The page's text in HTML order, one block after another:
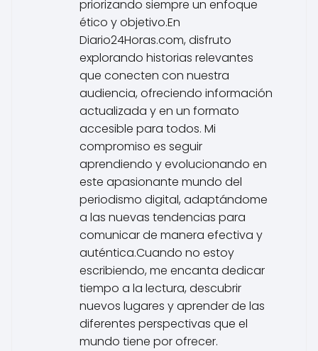
priorizando siempre un enfoque
ético y objetivo.En
Diario24Horas.com, disfruto
explorando historias relevantes
que conecten con nuestra
audiencia, ofreciendo información
actualizada y en un formato
accesible para todos. Mi
compromiso es seguir
aprendiendo y evolucionando en
este apasionante mundo del
periodismo digital, adaptándome
a las nuevas tendencias para
comunicar de manera efectiva y
auténtica.Cuando no estoy
escribiendo, me encanta dedicar
tiempo a la lectura, descubrir
nuevos lugares y aprender de las
diferentes perspectivas que el
mundo tiene por ofrecer.